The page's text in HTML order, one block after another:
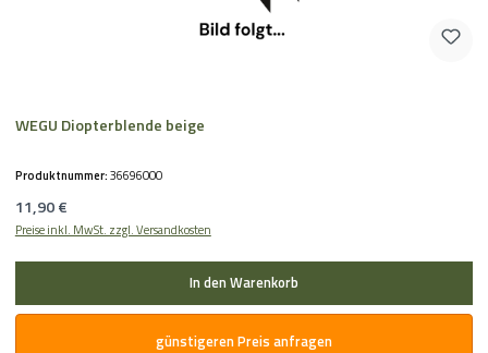
WEGU Diopterblende beige
Produktnummer:36696000
Regulärer Preis:
11,90 €
Preise inkl. MwSt. zzgl. Versandkosten
In den Warenkorb
günstigeren Preis anfragen